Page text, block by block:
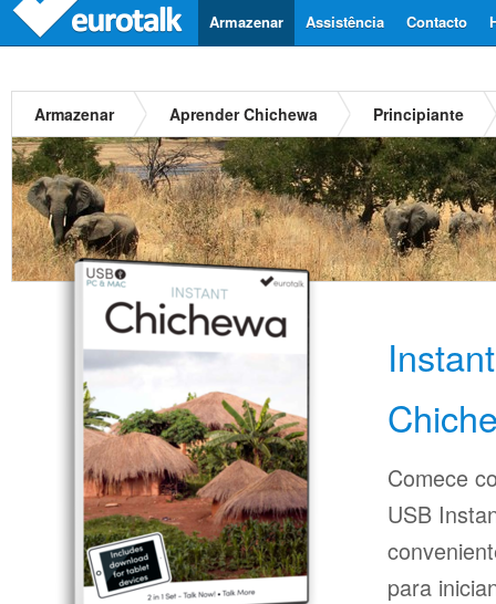
Contacto
Assistência
Armazenar
Armazenar Aprender Chichewa Principiante
Comece
USB
para